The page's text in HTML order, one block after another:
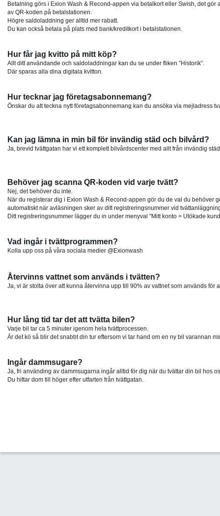
Betalning görs i Exion Wash & Recond-appen via betalkort eller Swish, det
av QR-koden på betalstationen.
Högre saldoladdning ger alltid mer rabatt.
Du kan också betala på plats med bank/kreditkort i betalstationen.
Hur får jag kvitto på mitt köp?
Allt ditt användande och saldoladdningar kan du se under fliken ”Historik”.
Där sparas alla dina digitala kvitton.
Hur tecknar jag företagsabonnemang?
Önskar du att teckna nytt företagsabonnemang kan du ansöka via mejladress
Kan jag lämna in min bil för invändig städ och bilvård?
Ja, brevid tvättgatan har vi ett komplett bilvårdscenter med allt från invändig
Behöver jag scanna QR-koden vid varje tvätt?
Nej, det behöver du inte.
När du registerar dig i Exion Wash & Recond-appen gör du de val du behöver
automatiskt när avläsningen sker av ditt registreringsnummer vid
Ditt registreringsnummer lägger du in under menyval "Mitt konto > Utökade
Vad ingår i tvättprogrammen?
Kolla upp oss på våra sociala medier @Exionwash
Återvinns vattnet som används i tvätten?
Ja, vi är stolta över att kunna återvinna upp till 90% av vattnet som används för
Hur lång tid tar det att tvätta bilen?
Varje bil tar ca 5 minuter igenom hela tvättprocessen.
Är det kö så blir det snabbt din tur eftersom vi tar hand om en ny bil varannan
Ingår dammsugare?
Ja, fri använding av dammsugarna ingår alltid för dig när du tvättar din bil hos
Du hittar dom till höger efter utfarten från tvättgatan.